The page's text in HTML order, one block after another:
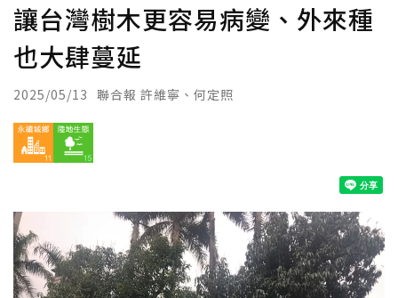
讓台灣樹木更容易病變、外來種
也大肆蔓延
2025/05/13 聯合報 許維寧、何定照